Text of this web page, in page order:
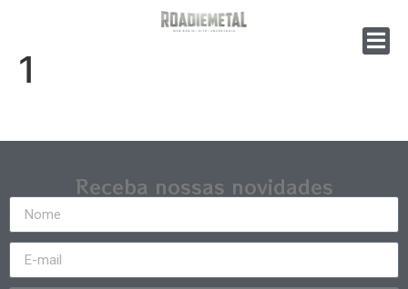
1
Receba nossas novidades